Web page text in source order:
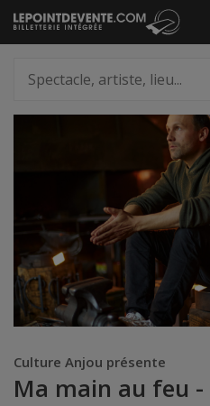
Passer
au
artiste,
lieu...
Culture Anjou présente
Ma main au feu -